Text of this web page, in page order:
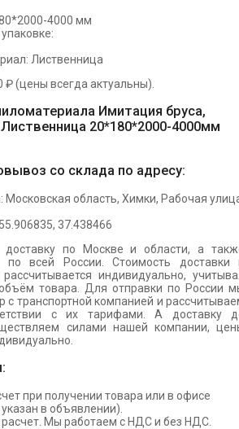
4000 мм
Лиственница
₽ (цены всегда актуальны).
Имитация бруса,
20*180*2000-4000мм
со склада по адресу:
Московская область, Химки, Рабочая
37.438466
по Москве и области, а
по всей России. Стоимость доставки
индивидуально,
товара. Для отправки по России
транспортной компанией и
с их тарифами. А доставку
силами нашей компании,
при получении товара или в офисе
в объявлении).
Мы работаем с НДС и без НДС.